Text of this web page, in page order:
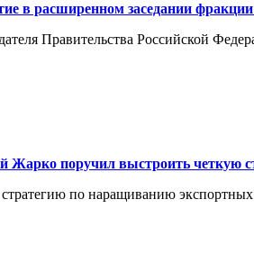
в расширенном заседании
Правительства Российской
Жарко поручил выстроить четкую
по наращиванию экспортных